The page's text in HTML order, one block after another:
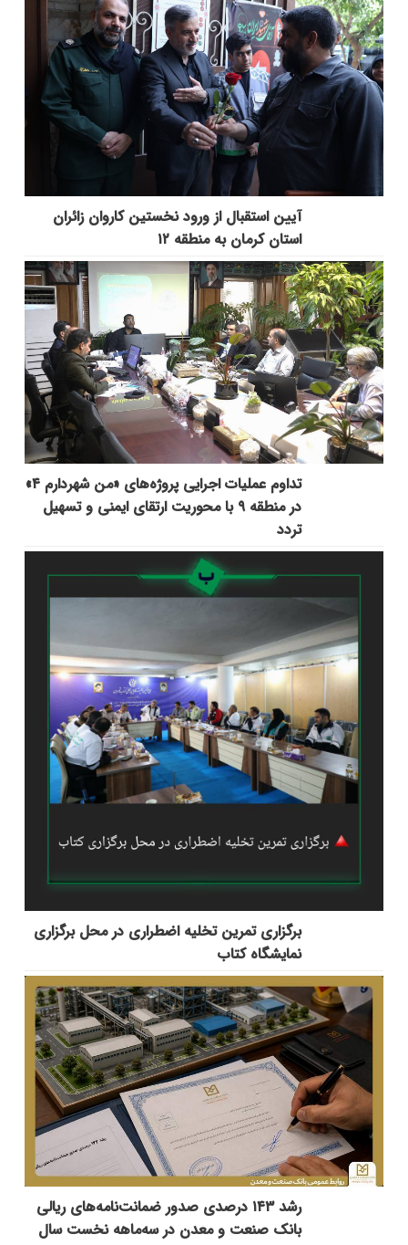
آیین استقبال از ورود نخستین کاروان زائران
استان کرمان به منطقه ۱۲
تداوم عملیات اجرایی پروژه‌های «من شهردارم ۴»
در منطقه ۹ با محوریت ارتقای ایمنی و تسهیل
تردد
برگزاری تمرین تخلیه اضطراری در محل برگزاری
نمایشگاه کتاب
رشد ۱۴۳ درصدی صدور ضمانت‌نامه‌های ریالی
بانک صنعت و معدن در سه‌ماهه نخست سال